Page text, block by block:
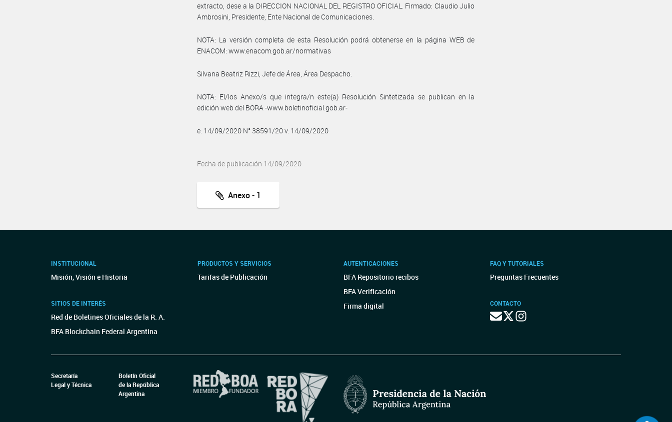
extracto, dese a la DIRECCION NACIONAL DEL REGISTRO OFICIAL. Firmado: Claudio Julio
Ambrosini, Presidente, Ente Nacional de Comunicaciones.
NOTA: La versión completa de esta Resolución podrá obtenerse en la página WEB de
ENACOM: www.enacom.gob.ar/normativas
Silvana Beatriz Rizzi, Jefe de Área, Área Despacho.
NOTA: El/los Anexo/s que integra/n este(a) Resolución Sintetizada se publican en la
edición web del BORA -www.boletinoficial.gob.ar-
e. 14/09/2020 N° 38591/20 v. 14/09/2020
Fecha de publicación 14/09/2020
Anexo - 1
INSTITUCIONAL
Misión, Visión e Historia
SITIOS DE INTERÉS
Red de Boletines Oficiales de la R. A.
BFA Blockchain Federal Argentina
PRODUCTOS Y SERVICIOS
Tarifas de Publicación
AUTENTICACIONES
BFA Repositorio recibos
BFA Verificación
Firma digital
FAQ Y TUTORIALES
Preguntas Frecuentes
CONTACTO
Secretaría
Legal y Técnica
Boletín Oficial
de la República
Argentina